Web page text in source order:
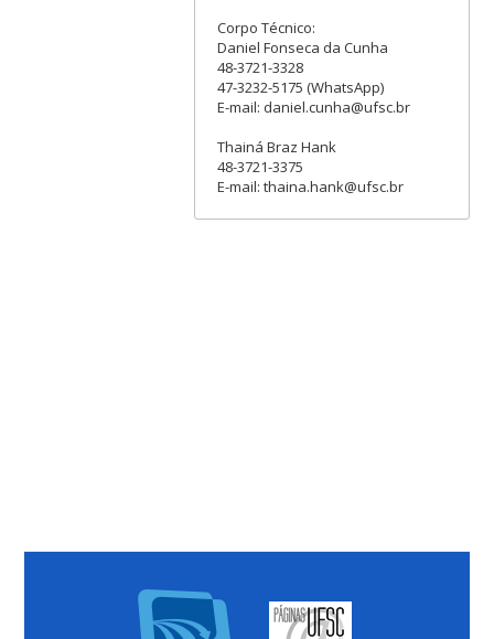
Corpo Técnico:
Daniel Fonseca da Cunha
48-3721-3328
47-3232-5175 (WhatsApp)
E-mail: daniel.cunha@ufsc.br
Thainá Braz Hank
48-3721-3375
E-mail: thaina.hank@ufsc.br